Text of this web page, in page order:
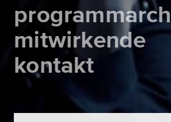
mitwirkende
kontakt